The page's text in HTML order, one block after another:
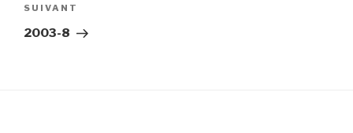
Article
suivant
SUIVANT
2003-8